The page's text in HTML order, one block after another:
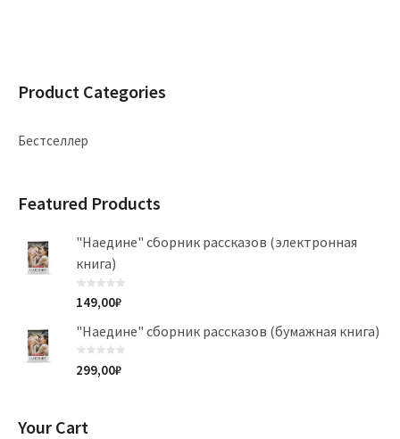
Product Categories
Бестселлер
Featured Products
"Наедине" сборник рассказов (электронная
книга)
149,00₽
"Наедине" сборник рассказов (бумажная книга)
299,00₽
Your Cart